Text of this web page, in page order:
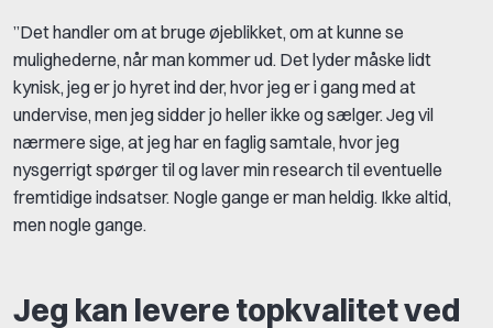
”Det handler om at bruge øjeblikket, om at kunne se
mulighederne, når man kommer ud. Det lyder måske lidt
kynisk, jeg er jo hyret ind der, hvor jeg er i gang med at
undervise, men jeg sidder jo heller ikke og sælger. Jeg vil
nærmere sige, at jeg har en faglig samtale, hvor jeg
nysgerrigt spørger til og laver min research til eventuelle
fremtidige indsatser. Nogle gange er man heldig. Ikke altid,
men nogle gange.
Jeg kan levere topkvalitet ved